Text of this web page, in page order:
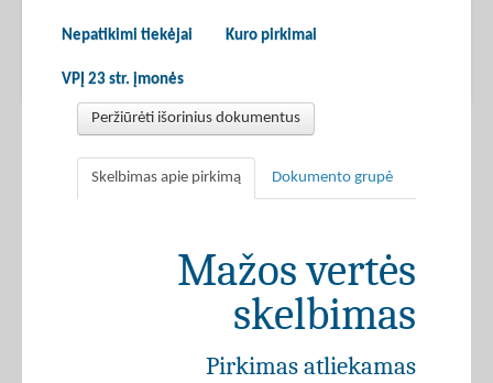
Nepatikimi tiekėjai Kuro pirkimai
VPĮ 23 str. įmonės
Peržiūrėti išorinius dokumentus
Skelbimas apie pirkimą Dokumento grupė
Mažos vertės
skelbimas
Pirkimas atliekamas